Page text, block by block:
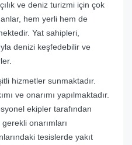
ve deniz turizmi için çok
hem yerli hem de
Yat sahipleri,
denizi keşfedebilir ve
hizmetler sunmaktadır.
ve onarımı yapılmaktadır.
ekipler tarafından
onarımları
tesislerde yakıt